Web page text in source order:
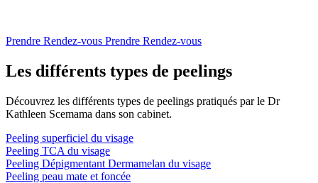
Prendre Rendez-vous Prendre Rendez-vous
Les différents types de peelings
Découvrez les différents types de peelings pratiqués par le Dr
Kathleen Scemama dans son cabinet.
Peeling superficiel du visage
Peeling TCA du visage
Peeling Dépigmentant Dermamelan du visage
Peeling peau mate et foncée